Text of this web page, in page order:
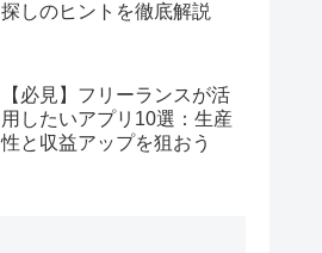
探しのヒントを徹底解説
【必見】フリーランスが活
用したいアプリ10選：生産
性と収益アップを狙おう